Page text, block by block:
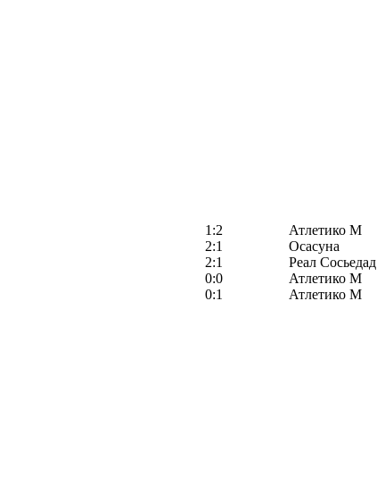
1:2
Атлетико М
2:1
Осасуна
2:1
Реал Сосьедад
0:0
Атлетико М
0:1
Атлетико М